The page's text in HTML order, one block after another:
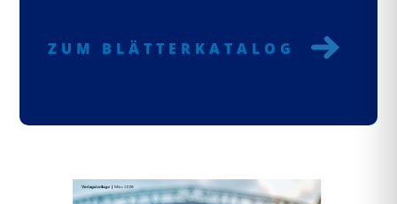
ZUM BLÄTTERKATALOG